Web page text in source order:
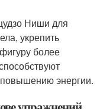
Ниши для
укрепить
более
энергии.